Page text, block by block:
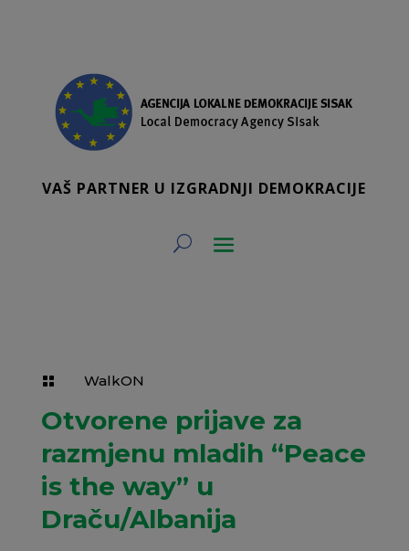
VAŠ PARTNER U IZGRADNJI DEMOKRACIJE
 WalkON
Otvorene prijave za
razmjenu mladih “Peace
is the way” u
Draču/Albanija